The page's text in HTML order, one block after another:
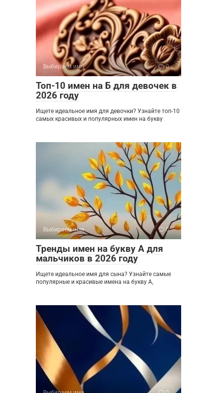
Выбираем имя 0
Топ-10 имен на Б для девочек в
2026 году
Ищете идеальное имя для девочки? Узнайте топ-10
самых красивых и популярных имен на букву
Выбираем имя 0
Тренды имен на букву А для
мальчиков в 2026 году
Ищете идеальное имя для сына? Узнайте самые
популярные и красивые имена на букву А,